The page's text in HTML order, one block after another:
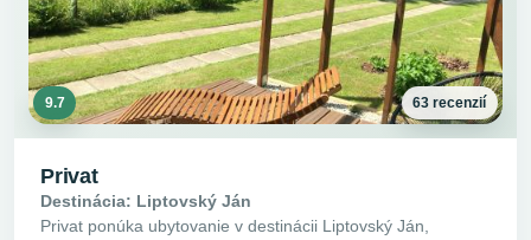
9.7 63 recenzií
Privat
Destinácia: Liptovský Ján
Privat ponúka ubytovanie v destinácii Liptovský Ján,